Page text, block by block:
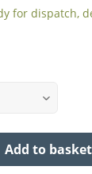
for dispatch,
Add to basket